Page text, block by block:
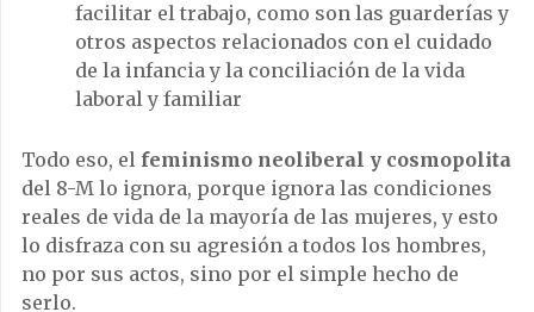
facilitar el trabajo, como son las guarderías y
otros aspectos relacionados con el cuidado
de la infancia y la conciliación de la vida
laboral y familiar
Todo eso, el feminismo neoliberal y cosmopolita
del 8-M lo ignora, porque ignora las condiciones
reales de vida de la mayoría de las mujeres, y esto
lo disfraza con su agresión a todos los hombres,
no por sus actos, sino por el simple hecho de
serlo.